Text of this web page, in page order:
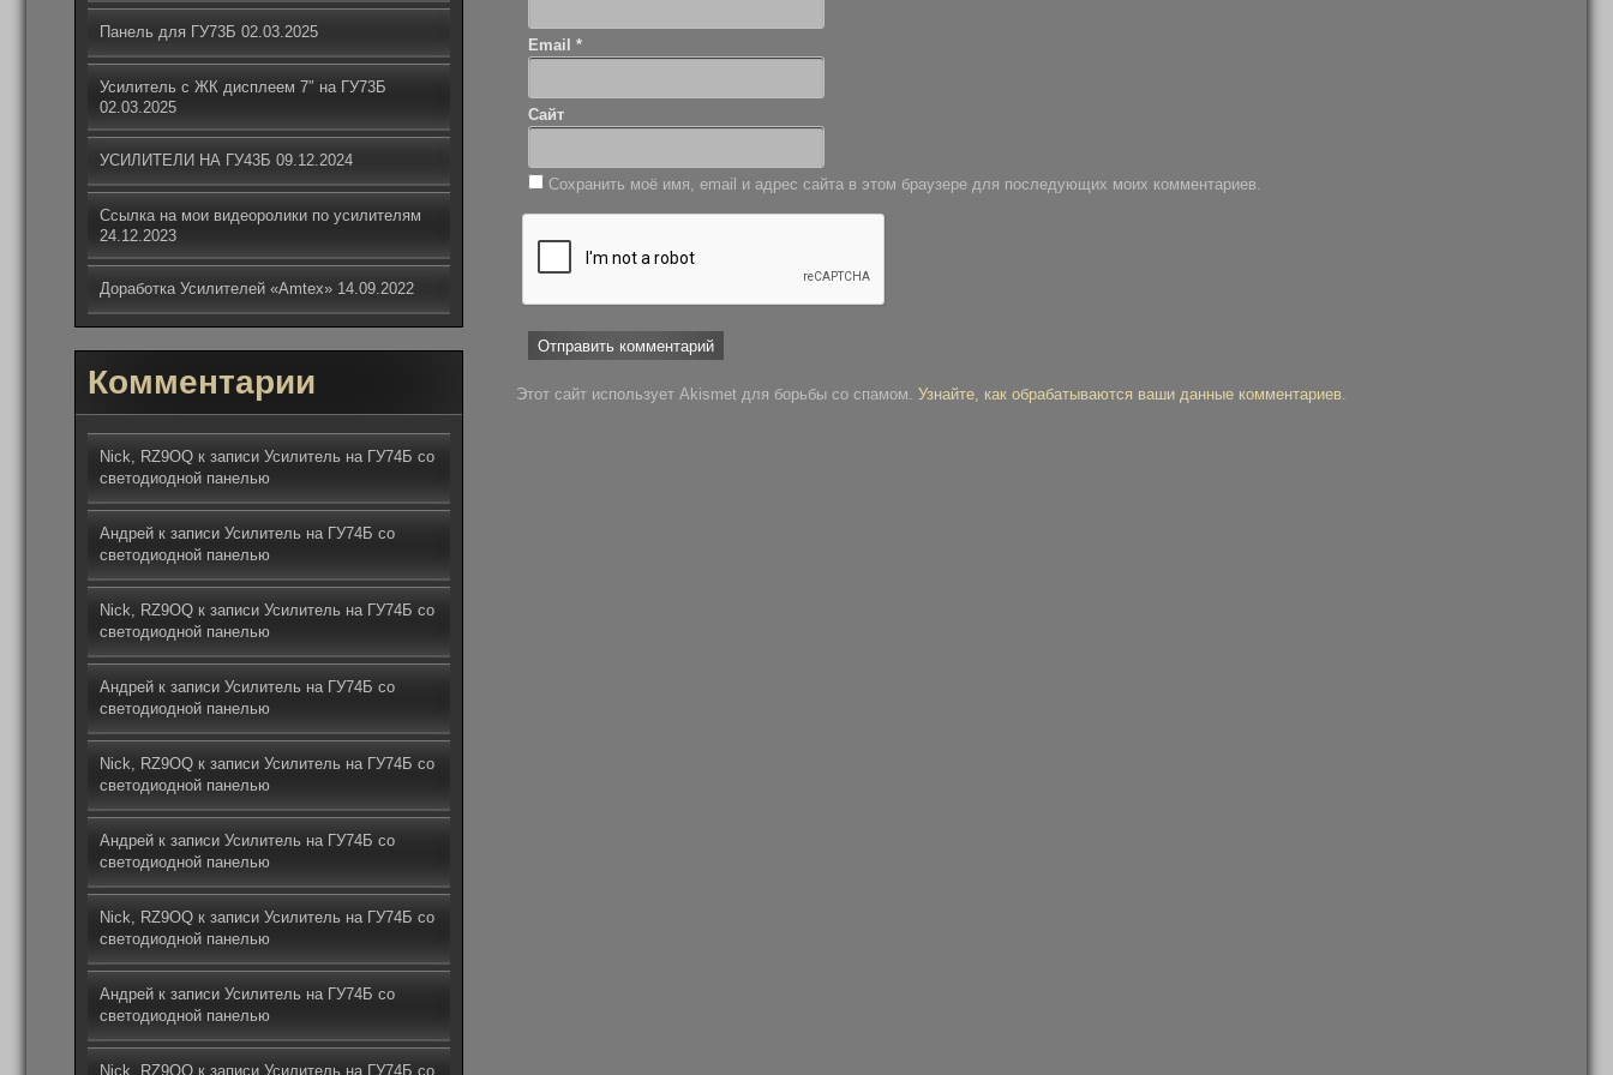
Email*
Сайт
Сохранить моё имя, email и адрес сайта в этом браузере для последующих моих комментариев.
Этот сайт использует Akismet для борьбы со спамом.Узнайте, как обрабатываются ваши данные комментариев.
Панель для ГУ73Б 02.03.2025
Усилитель с ЖК дисплеем 7″ на ГУ73Б
02.03.2025
УСИЛИТЕЛИ НА ГУ43Б 09.12.2024
Ссылка на мои видеоролики по усилителям
24.12.2023
Доработка Усилителей «Amtex» 14.09.2022
Комментарии
Nick, RZ9OQ к записи Усилитель на ГУ74Б со
светодиодной панелью
Андрей к записи Усилитель на ГУ74Б со
светодиодной панелью
Nick, RZ9OQ к записи Усилитель на ГУ74Б со
светодиодной панелью
Андрей к записи Усилитель на ГУ74Б со
светодиодной панелью
Nick, RZ9OQ к записи Усилитель на ГУ74Б со
светодиодной панелью
Андрей к записи Усилитель на ГУ74Б со
светодиодной панелью
Nick, RZ9OQ к записи Усилитель на ГУ74Б со
светодиодной панелью
Андрей к записи Усилитель на ГУ74Б со
светодиодной панелью
Nick, RZ9OQ к записи Усилитель на ГУ74Б со